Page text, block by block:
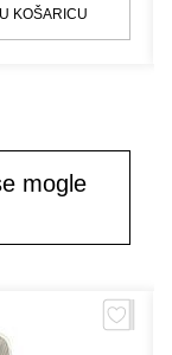
KOŠARICU
mogle